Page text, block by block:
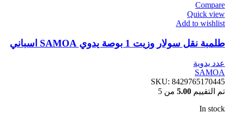
Compare
Quick view
Add to wishlist
طلمبة نقل سولار وزيت 1 بوصة يدوي SAMOA اسباني
عدد يدوية
SAMOA
SKU: 8429765170445
تم التقييم 5.00 من 5
In stock